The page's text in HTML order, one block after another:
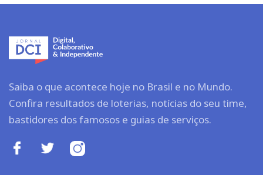
Saiba o que acontece hoje no Brasil e no Mundo.
Confira resultados de loterias, notícias do seu time,
bastidores dos famosos e guias de serviços.